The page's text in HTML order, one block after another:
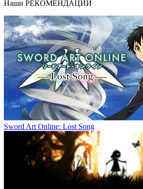
Наши РЕКОМЕНДАЦИИ
Sword Art Online: Lost Song